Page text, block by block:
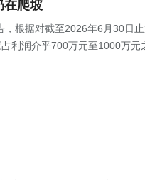
在爬坡
根据对截至2026年6月30日
利润介乎700万元至1000万元